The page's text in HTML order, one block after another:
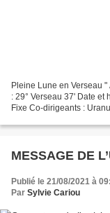
Pleine Lune en Verseau
: 29° Verseau 37' Date et
Fixe Co-dirigeants :
MESSAGE DE
Publié le 21/08/2021 à
Par Sylvie Cariou